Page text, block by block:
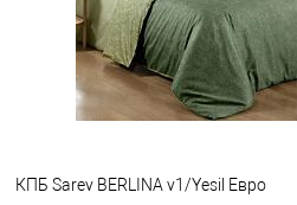
В избранное
В
КПБ Sarev BERLINA v1/Yesil Евро